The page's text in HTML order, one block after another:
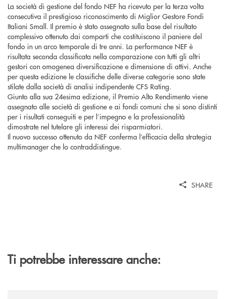
La società di gestione del fondo NEF ha ricevuto per la terza volta
consecutiva il prestigioso riconoscimento di Miglior Gestore Fondi
Italiani Small. Il premio è stato assegnato sulla base del risultato
complessivo ottenuto dai comparti che costituiscono il paniere del
fondo in un arco temporale di tre anni. La performance NEF è
risultata seconda classificata nella comparazione con tutti gli altri
gestori con omogenea diversificazione e dimensione di attivi. Anche
per questa edizione le classifiche delle diverse categorie sono state
stilate dalla società di analisi indipendente CFS Rating.
Giunto alla sua 24esima edizione, il Premio Alto Rendimento viene
assegnato alle società di gestione e ai fondi comuni che si sono distinti
per i risultati conseguiti e per l’impegno e la professionalità
dimostrate nel tutelare gli interessi dei risparmiatori.
Il nuovo successo ottenuto da NEF conferma l’efficacia della strategia
multimanager che lo contraddistingue.
SHARE
Ti potrebbe interessare anche: